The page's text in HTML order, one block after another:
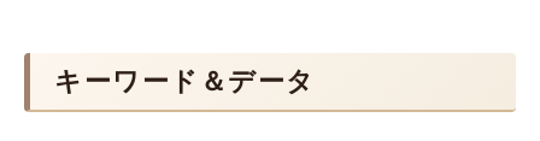
キーワード＆データ